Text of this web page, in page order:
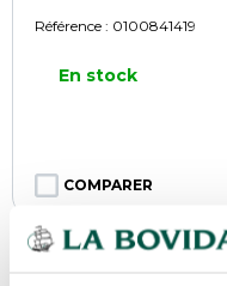
Référence : 0100841419
En stock
COMPARER